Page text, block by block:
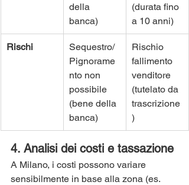
della
banca)
(durata fino
a 10 anni)
Rischi
Sequestro/
Pignorame
nto non
possibile
(bene della
banca)
Rischio
fallimento
venditore
(tutelato da
trascrizione
)
4. Analisi dei costi e tassazione
A Milano, i costi possono variare
sensibilmente in base alla zona (es.